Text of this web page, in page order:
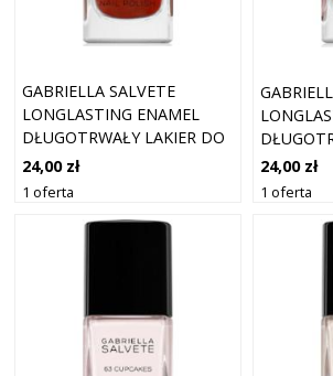
GABRIELLA SALVETE
LONGLASTING ENAMEL
DŁUGOTRWAŁY LAKIER DO
PAZNOKCI Z WYSOKIM
POŁYSKIEM ODCIEŃ 26
24,00 zł
1 oferta
24,00 zł
1 oferta